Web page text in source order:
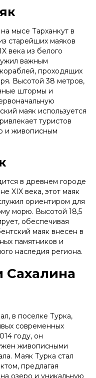
мысе Тарханкут в
старейших маяков
века из белого
важным
проходящих
Высотой 38 метров,
штормы и
маяк используется
туристов
и живописным
в древнем городе
XIX века, этот маяк
ориентиром для
морю. Высотой 18,5
обеспечивая
маяк внесен в
памятников и
наследия региона.
Сахалина
в поселке Турка,
современных
году, он
живописными
Маяк Турка стал
предлагая
озеро и уникальную